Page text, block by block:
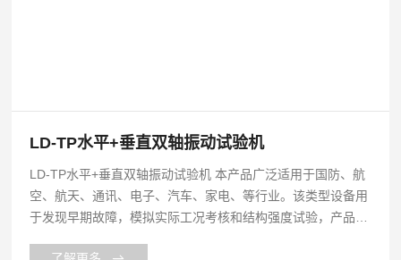
LD-TP水平+垂直双轴振动试验机
LD-TP水平+垂直双轴振动试验机 本产品广泛适用于国防、航
空、航天、通讯、电子、汽车、家电、等行业。该类型设备用
于发现早期故障，模拟实际工况考核和结构强度试验，产品应